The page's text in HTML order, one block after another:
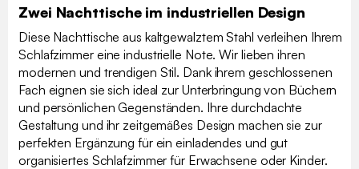
Zwei Nachttische im industriellen Design
Diese Nachttische aus kaltgewalztem Stahl verleihen Ihrem
Schlafzimmer eine industrielle Note. Wir lieben ihren
modernen und trendigen Stil. Dank ihrem geschlossenen
Fach eignen sie sich ideal zur Unterbringung von Büchern
und persönlichen Gegenständen. Ihre durchdachte
Gestaltung und ihr zeitgemäßes Design machen sie zur
perfekten Ergänzung für ein einladendes und gut
organisiertes Schlafzimmer für Erwachsene oder Kinder.